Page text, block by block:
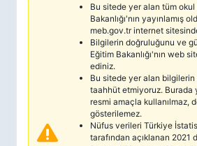
Bu sitede yer alan tüm
Bakanlığı'nın yayınlamış
meb.gov.tr internet
Bilgilerin doğruluğunu ve
Eğitim Bakanlığı'nın web
ediniz.
Bu sitede yer alan
taahhüt etmiyoruz. Burada
resmi amaçla kullanılmaz,
gösterilemez.
Nüfus verileri Türkiye
tarafından açıklanan 2021